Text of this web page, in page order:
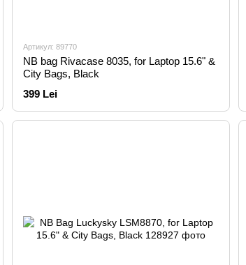
Артикул: 89770
NB bag Rivacase 8035, for Laptop 15.6" &
City Bags, Black
399 Lei